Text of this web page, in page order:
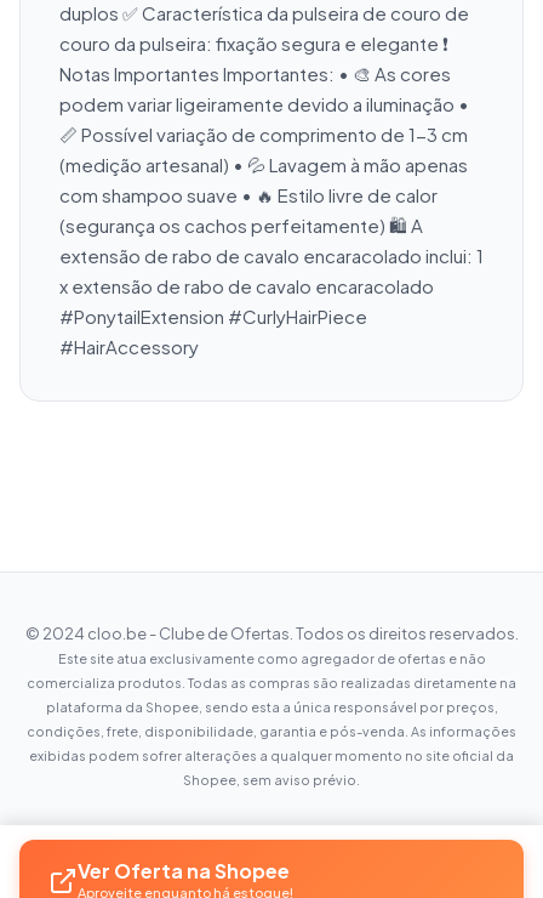
duplos ✅ Característica da pulseira de couro de
couro da pulseira: fixação segura e elegante ❗
Notas Importantes Importantes: • 🎨 As cores
podem variar ligeiramente devido a iluminação •
📏 Possível variação de comprimento de 1-3 cm
(medição artesanal) • 💦 Lavagem à mão apenas
com shampoo suave • 🔥 Estilo livre de calor
(segurança os cachos perfeitamente) 🛍️ A
extensão de rabo de cavalo encaracolado inclui: 1
x extensão de rabo de cavalo encaracolado
#PonytailExtension #CurlyHairPiece
#HairAccessory
Ver Oferta na Shopee
Aproveite enquanto há estoque!
© 2024 cloo.be - Clube de Ofertas. Todos os direitos reservados.
Este site atua exclusivamente como agregador de ofertas e não
comercializa produtos. Todas as compras são realizadas diretamente na
plataforma da Shopee, sendo esta a única responsável por preços,
condições, frete, disponibilidade, garantia e pós-venda. As informações
exibidas podem sofrer alterações a qualquer momento no site oficial da
Shopee, sem aviso prévio.